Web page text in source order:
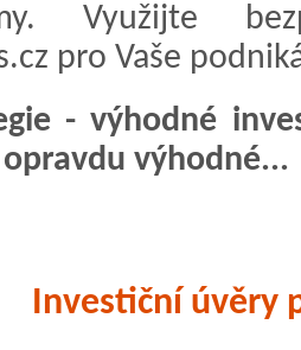
Využijte
pro Vaše
- výhodné
výhodné...
Investiční úvěry